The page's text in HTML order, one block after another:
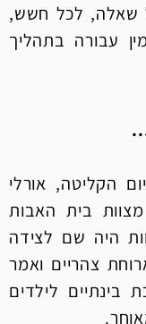
שאלה, לכל חשש,
עבורה בתהליך
הקליטה, אורלי
מצוות בית האבות
היה שם לצידה
צהריים ואמר
בינתיים לילדים